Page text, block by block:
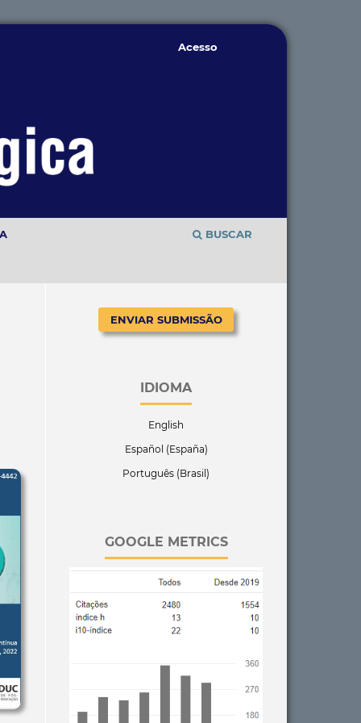
BUSCAR
Acesso
ENVIAR SUBMISSÃO
IDIOMA
English
Español (España)
Português (Brasil)
GOOGLE METRICS